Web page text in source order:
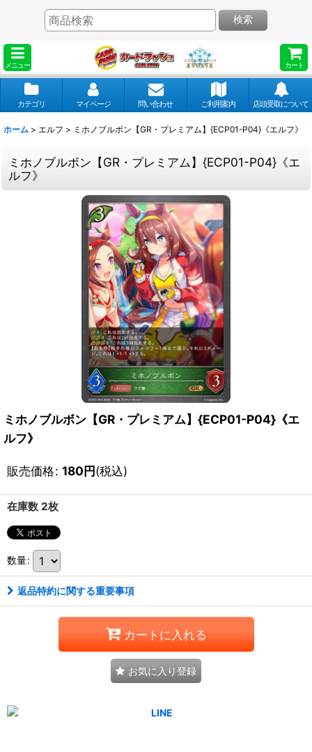
メニュー カート
検索
カテゴリ マイページ 問い合わせ ご利用案内 店頭受取について
ホーム > エルフ > ミホノブルボン【GR・プレミアム】{ECP01-P04}《エルフ》
ミホノブルボン【GR・プレミアム】{ECP01-P04}《エ
ルフ》
ミホノブルボン【GR・プレミアム】{ECP01-P04}《エ
ルフ》
販売価格: 180円(税込)
在庫数 2枚
数量:
返品特約に関する重要事項
カートに入れる
お気に入り登録